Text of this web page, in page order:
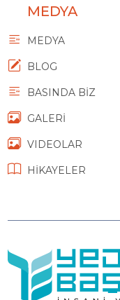
MEDYA
MEDYA
BLOG
BASINDA BİZ
GALERİ
VIDEOLAR
HİKAYELER